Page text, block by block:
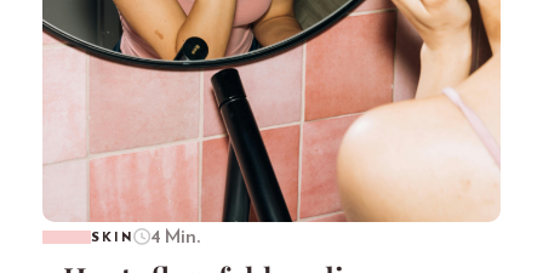
SKIN 4 Min.